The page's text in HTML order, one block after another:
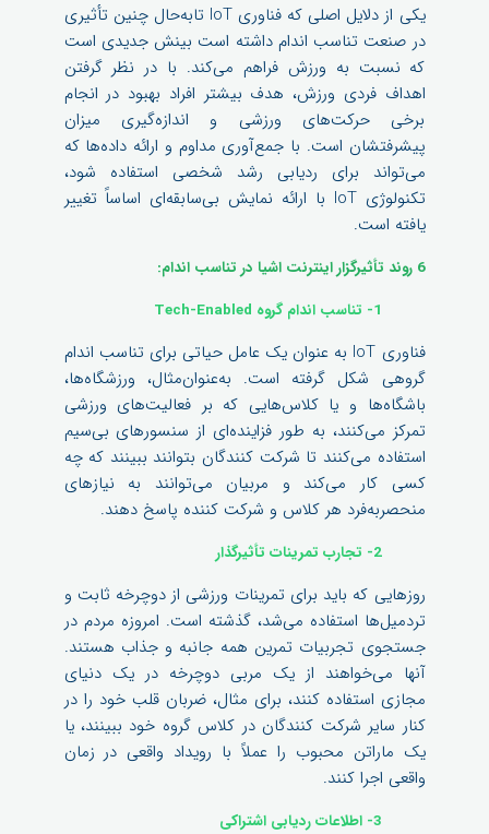
یکی از دلایل اصلی که فناوری IoT تابه‌حال چنین تأثیری
در صنعت تناسب اندام داشته است بینش جدیدی است
که نسبت به ورزش فراهم می‌کند. با در نظر گرفتن
اهداف فردی ورزش، هدف بیشتر افراد بهبود در انجام
برخی حرکت‌های ورزشی و اندازه‌گیری میزان
پیشرفتشان است. با جمع‌آوری مداوم و ارائه داده‌ها که
می‌تواند برای ردیابی رشد شخصی استفاده شود،
تکنولوژی IoT با ارائه نمایش بی‌سابقه‌ای اساساً تغییر
یافته است.
6 روند تأثیرگزار
اینترنت اشیا در تناسب اندام:
1- تناسب اندام گروه Tech-Enabled
فناوری IoT به عنوان یک عامل حیاتی برای تناسب اندام
گروهی شکل گرفته است. به‌عنوان‌مثال، ورزشگاه‌ها،
باشگاه‌ها و یا کلاس‌هایی که بر فعالیت‌های ورزشی
تمرکز می‌کنند، به طور فزاینده‌ای از سنسورهای بی‌سیم
استفاده می‌کنند تا شرکت کنندگان بتوانند ببینند که چه
کسی کار می‌کند و مربیان می‌توانند به نیازهای
منحصربه‌فرد هر کلاس و شرکت کننده پاسخ دهند.
2- تجارب تمرینات تأثیرگذار
روزهایی که باید برای تمرینات ورزشی از دوچرخه ثابت و
تردمیل‌ها استفاده می‌شد، گذشته است. امروزه مردم در
جستجوی تجربیات تمرین همه جانبه و جذاب هستند.
آنها می‌خواهند از یک مربی دوچرخه در یک دنیای
مجازی استفاده کنند، برای مثال، ضربان قلب خود را در
کنار سایر شرکت کنندگان در کلاس گروه خود ببینند، یا
یک ماراتن محبوب را عملاً با رویداد واقعی در زمان
واقعی اجرا کنند.
3- اطلاعات ردیابی اشتراکی